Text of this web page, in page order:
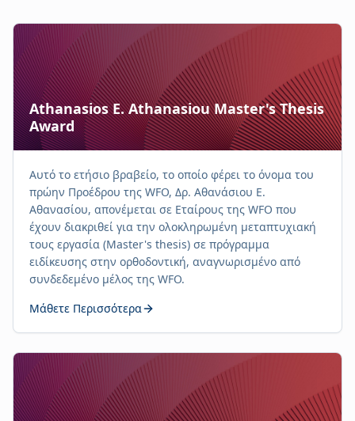
Athanasios E. Athanasiou Master's Thesis
Award
Αυτό το ετήσιο βραβείο, το οποίο φέρει το όνομα του
πρώην Προέδρου της WFO, Δρ. Αθανάσιου Ε.
Αθανασίου, απονέμεται σε Εταίρους της WFO που
έχουν διακριθεί για την ολοκληρωμένη μεταπτυχιακή
τους εργασία (Master's thesis) σε πρόγραμμα
ειδίκευσης στην ορθοδοντική, αναγνωρισμένο από
συνδεδεμένο μέλος της WFO.
Μάθετε Περισσότερα